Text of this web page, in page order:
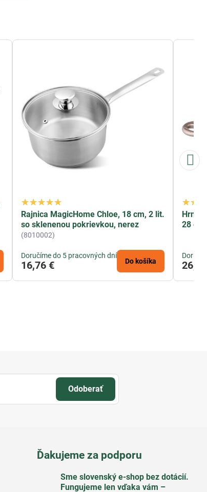
Rajnica MagicHome Chloe, 18 cm, 2 lit.
so sklenenou pokrievkou, nerez
(8010002)
Doručíme do 5 pracovných dní
16,76 € Do košíka
28
Odoberať
Ďakujeme za podporu
Sme slovenský e-shop bez dotácií​.
Fungujeme len vďaka vám –